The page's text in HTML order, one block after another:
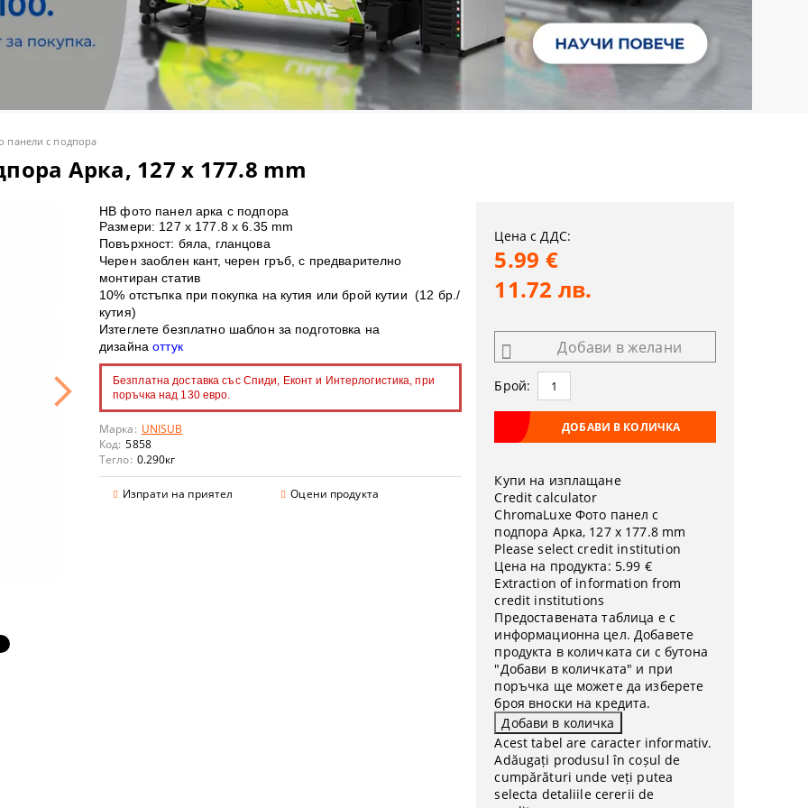
S - солвентни широкоформатни принтери
V - UV LED принтери
T - широкоформатни принтери/скенери POS/CAD/GIS
система за декорация
ГЕЛ-СУБЛИМАЦИОННИ ПРИНТЕРИ
ПРИНТЕРИ SAWGRASS
с бял и неонов тонер
за поддръжка
медии
за термосублимационен печат
CD/DVD/BD дискове за инк-джет печат
тениски
картони
и консумативи
и календари
консумативи
ТЕРМОПРЕСИ
и магнити
панели с подпора
Арка, 127 x 177.8 mm
HB фото панел арка с подпора
Размери: 127 x 177.8 х 6.35 mm
Повърхност: бяла, гланцова
Черен заоблен кант, черен гръб, с предварително
монтиран статив
10% отстъпка при покупка на кутия или брой кутии (12 бр./
кутия)
Изтеглете безплатно шаблон за подготовка на
дизайна оттук
Безплатна доставка със Спиди, Еконт и Интерлогистика, при
поръчка над 130 евро.
Марка: UNISUB
Код: 5858
Тегло: 0.290кг
Изпрати на приятел Оцени продукта
Цена с ДДС:
5.99 €
11.72 лв.
Добави в желани
Брой:
Купи на изплащане
Credit calculator
ChromaLuxe Фото панел с
подпора Арка, 127 x 177.8 mm
Please select credit institution
Цена на продукта: 5.99 €
Extraction of information from
credit institutions
Предоставената таблица е с
информационна цел. Добавете
продукта в количката си с бутона
"Добави в количката" и при
поръчка ще можете да изберете
броя вноски на кредита.
Acest tabel are caracter informativ.
Adăugați produsul în coșul de
cumpărături unde veți putea
selecta detaliile cererii de